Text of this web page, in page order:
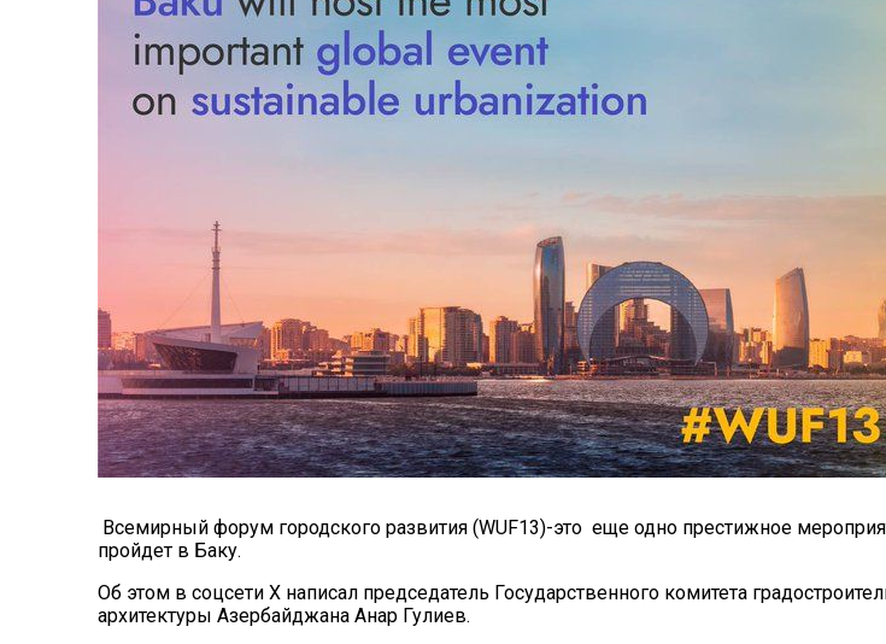
Всемирный форум городского развития (WUF13)-это еще одно престижное
пройдет в Баку.
Об этом в соцсети Х написал председатель Государственного комитета
архитектуры Азербайджана Анар Гулиев.